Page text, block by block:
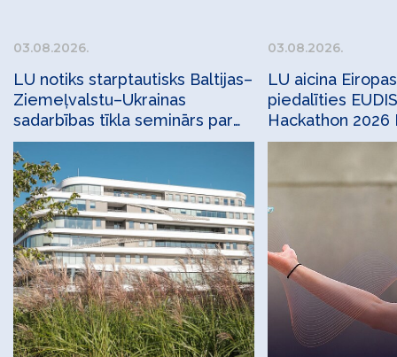
03.08.2026.
LU notiks starptautisks Baltijas–
Ziemeļvalstu–Ukrainas
sadarbības tīkla seminārs par
apsekojumu statistiku
03.08.2026.
LU aicina
piedalīties
Hackathon 2026